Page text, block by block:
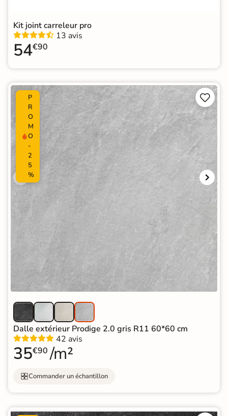
Kit joint carreleur pro
13 avis
54€90
P
R
O
M
O
-
2
5
%


Dalle extérieur Prodige 2.0 gris R11 60*60 cm
42 avis
35€90 /m²
Commander un échantillon